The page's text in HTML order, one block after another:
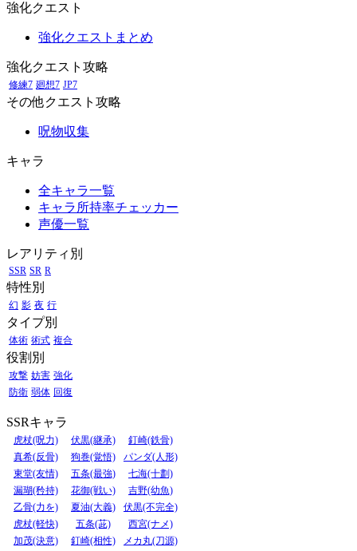
強化クエスト
強化クエストまとめ
強化クエスト攻略
修練7 廻想7 JP7
その他クエスト攻略
呪物収集
キャラ
全キャラ一覧
キャラ所持率チェッカー
声優一覧
レアリティ別
SSR SR R
特性別
幻 影 夜 行
タイプ別
体術 術式 複合
役割別
攻撃 妨害 強化
防衛 弱体 回復
SSRキャラ
虎杖(呪力) 伏黒(継承)
釘崎(鉄骨)
真希(反骨)
狗巻(覚悟)
パンダ(人形)
東堂(友情)
五条(最強)
七海(十劃)
漏瑚(矜持)
花御(戦い)
吉野(幼魚)
乙骨(力を)
夏油(大義)
伏黒(不完全)
虎杖(軽快)
五条(茈)
西宮(ナメ)
加茂(決意)
釘崎(相性)
メカ丸(刀源)